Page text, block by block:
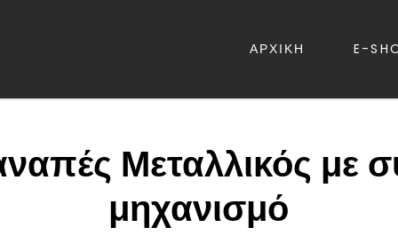
ΑΡΧΙΚΗ E-
Μεταλλικός με
μηχανισμό